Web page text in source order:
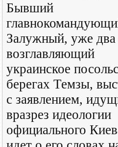
Бывший
Залужный, уже два
возглавляющий
украинское
берегах Темзы,
с заявлением,
вразрез идеологии
официального